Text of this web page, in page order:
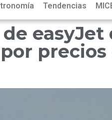
Tendencias
easyJet
precios